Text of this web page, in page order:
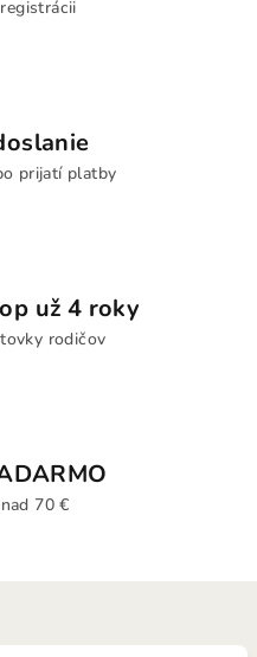
prijatí platby
už 4 roky
rodičov
70 €